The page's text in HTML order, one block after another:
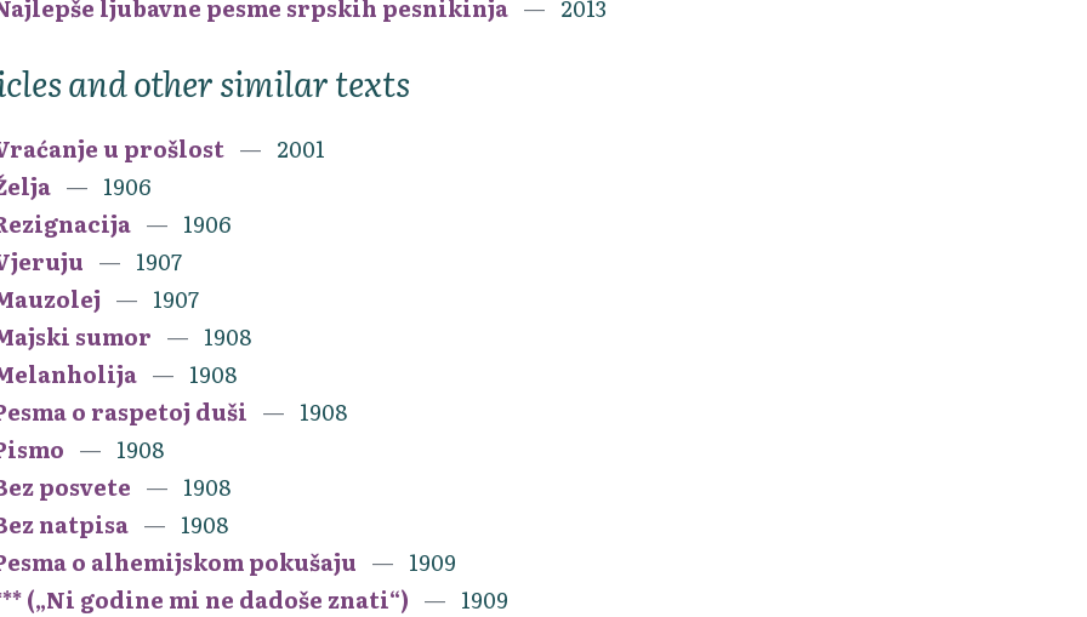
ljubavne pesme srpskih pesnikinja
2013
and other similar texts
u prošlost
2001
1906
1906
1907
1907
sumor
1908
1908
o raspetoj duši
1908
1908
posvete
1908
natpisa
1908
o alhemijskom pokušaju
1909
(„Ni godine mi ne dadoše znati“)
1909